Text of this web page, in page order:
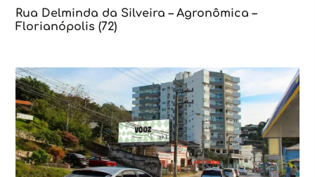
Rua Delminda da Silveira – Agronômica –
Florianópolis (72)